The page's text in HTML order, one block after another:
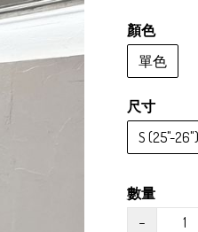
顏色
單色
尺寸
S (25"-26")
數量
−